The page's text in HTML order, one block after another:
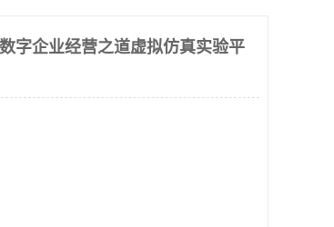
字企业经营之道虚拟仿真实验平